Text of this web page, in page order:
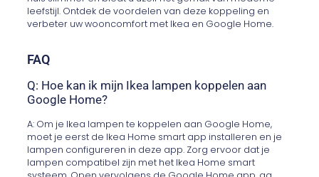
leefstijl. Ontdek de voordelen van deze koppeling en
verbeter uw wooncomfort met Ikea en Google Home.
FAQ
Q: Hoe kan ik mijn Ikea lampen koppelen aan
Google Home?
A: Om je Ikea lampen te koppelen aan Google Home,
moet je eerst de Ikea Home smart app installeren en je
lampen configureren in deze app. Zorg ervoor dat je
lampen compatibel zijn met het Ikea Home smart